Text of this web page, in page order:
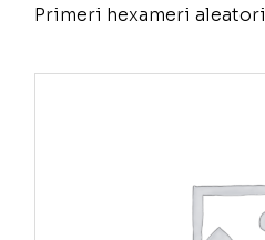
Primeri hexameri aleatori